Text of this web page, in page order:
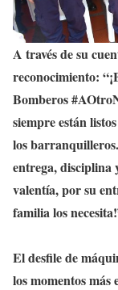
A través de su
reconocimiento:
Bomberos
siempre están
los
entrega, disciplina
valentía, por su
familia los
El desfile de
los momentos más